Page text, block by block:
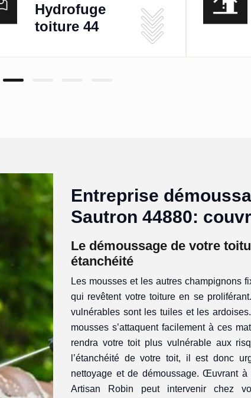
Hydrofuge
toiture 44
Entreprise
Sautron 44880:
Le démoussage de votre
étanchéité
Les mousses et les autres champignons
qui revêtent votre toiture en se
vulnérables sont les tuiles et les
mousses s’attaquent facilement à ces
rendra votre toit plus vulnérable aux
l’étanchéité de votre toit, il est donc
nettoyage et de démoussage. Œuvrant à
Artisan Robin peut intervenir chez